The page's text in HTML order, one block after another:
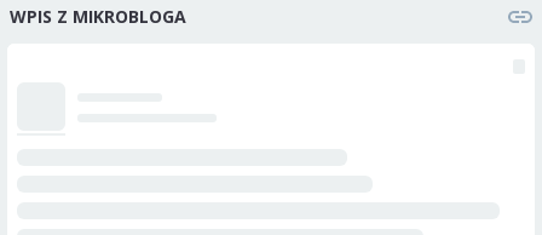
WPIS Z MIKROBLOGA